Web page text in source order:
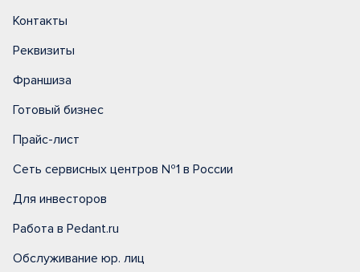
Контакты
Реквизиты
Франшиза
Готовый бизнес
Прайс-лист
Сеть сервисных центров №1 в России
Для инвесторов
Работа в Pedant.ru
Обслуживание юр. лиц